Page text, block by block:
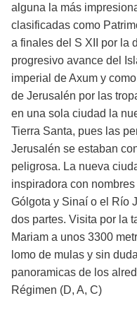
alguna la más
clasificadas como
a finales del S XII por la
progresivo avance del
imperial de Axum y
de Jerusalén por las
en una sola ciudad la
Tierra Santa, pues las
Jerusalén se estaban
peligrosa. La nueva
inspiradora con
Gólgota y Sinaí o el Río
dos partes. Visita por la
Mariam a unos 3300
lomo de mulas y sin
panoramicas de los
Régimen (D, A, C)